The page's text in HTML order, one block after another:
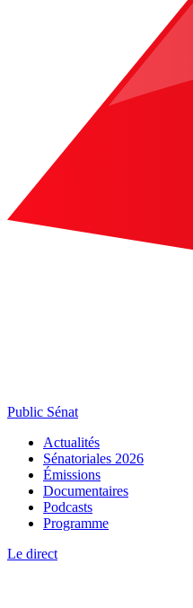
Public Sénat
Actualités
Sénatoriales 2026
Émissions
Documentaires
Podcasts
Programme
Le direct